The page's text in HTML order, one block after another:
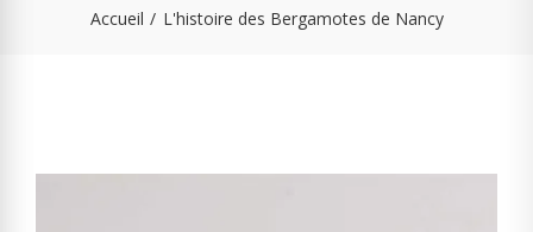
Accueil L'histoire des Bergamotes de Nancy